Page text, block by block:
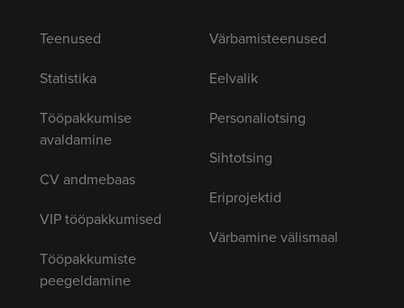
Teenused
Statistika
Tööpakkumise
avaldamine
CV andmebaas
VIP tööpakkumised
Tööpakkumiste
peegeldamine
Värbamisteenused
Eelvalik
Personaliotsing
Sihtotsing
Eriprojektid
Värbamine välismaal